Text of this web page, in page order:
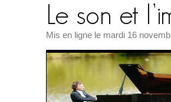
Mis en ligne le mardi 16